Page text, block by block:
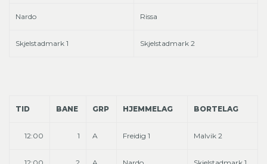
Nardo Rissa
Skjelstadmark 1 Skjelstadmark 2
TID BANE GRP HJEMMELAG BORTELAG
12:00 1 A Freidig 1 Malvik 2